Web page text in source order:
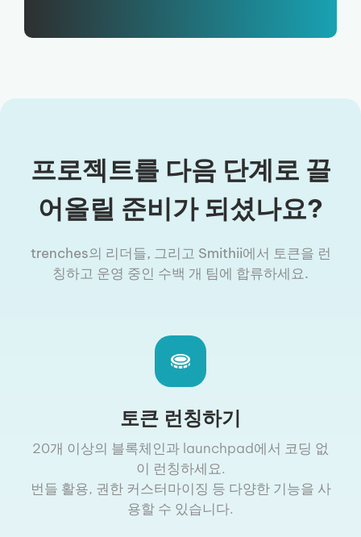
프로젝트를 다음 단계로 끌
어올릴 준비가 되셨나요?
trenches의 리더들, 그리고 Smithii에서 토큰을 런
칭하고 운영 중인 수백 개 팀에 합류하세요.
토큰 런칭하기
20개 이상의 블록체인과 launchpad에서 코딩 없
이 런칭하세요.
번들 활용, 권한 커스터마이징 등 다양한 기능을 사
용할 수 있습니다.